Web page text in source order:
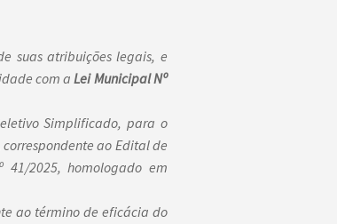
atribuições legais, e
com aLei Municipal Nº
Simplificado, para o
correspondente ao Edital de
41/2025, homologado em
ao término de eficácia do